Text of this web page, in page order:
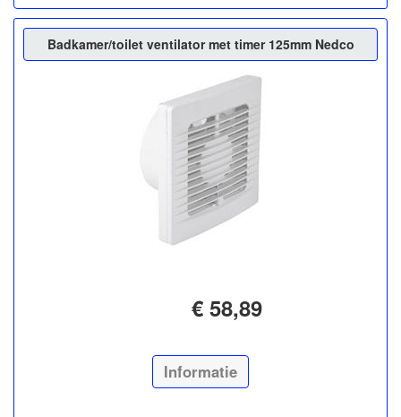
Badkamer/toilet ventilator met timer 125mm Nedco
€ 58,89
Informatie